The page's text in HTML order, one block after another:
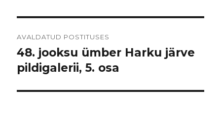
AVALDATUD POSTITUSES
48. jooksu ümber Harku järve
pildigalerii, 5. osa